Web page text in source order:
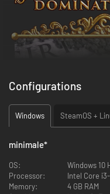
Développé par Paradox Tinto,
Europa Universalis vous
Configurations
Windows SteamOS +
minimale*
OS:
Windows 10
Processor:
Intel Core
Memory:
4 GB RAM